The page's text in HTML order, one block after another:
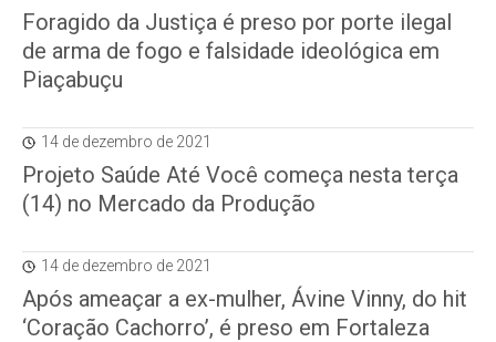
Foragido da Justiça é preso por porte ilegal
de arma de fogo e falsidade ideológica em
Piaçabuçu
14 de dezembro de 2021
Projeto Saúde Até Você começa nesta terça
(14) no Mercado da Produção
14 de dezembro de 2021
Após ameaçar a ex-mulher, Ávine Vinny, do hit
‘Coração Cachorro’, é preso em Fortaleza